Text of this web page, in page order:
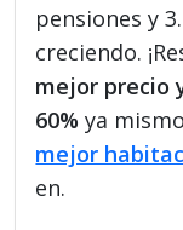
pensiones y
creciendo.
mejor precio
60% ya
mejor
en.